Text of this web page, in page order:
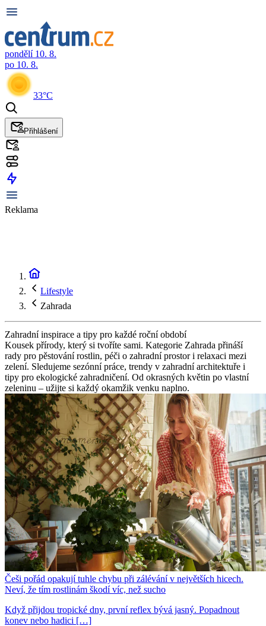
pondělí 10. 8.
po 10. 8.
33°C
Přihlášení
Reklama
Lifestyle
Zahrada
Zahradní inspirace a tipy pro každé roční období
Kousek přírody, který si tvoříte sami. Kategorie Zahrada přináší
rady pro pěstování rostlin, péči o zahradní prostor i relaxaci mezi
zelení. Sledujeme sezónní práce, trendy v zahradní architektuře i
tipy pro ekologické zahradničení. Od okrasných květin po vlastní
zeleninu – užijte si každý okamžik venku naplno.
Češi pořád opakují tuhle chybu při zálévání v největších hicech.
Neví, že tím rostlinám škodí víc, než sucho
Když přijdou tropické dny, první reflex bývá jasný. Popadnout
konev nebo hadici […]